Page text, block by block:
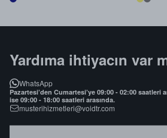
Yardıma ihtiyacın var
WhatsApp
Pazartesi’den Cumartesi’ye 09:00 - 02:00 saatleri
ise 09:00 - 18:00 saatleri arasında.
musterihizmetleri@voidtr.com